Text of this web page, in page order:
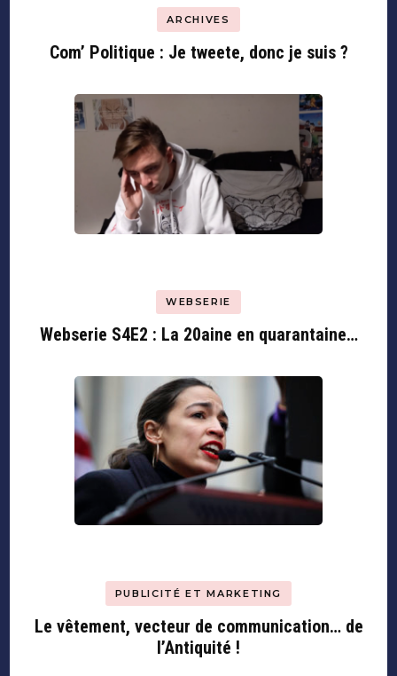
ARCHIVES
Com’ Politique : Je tweete, donc je suis ?
WEBSERIE
Webserie S4E2 : La 20aine en quarantaine…
PUBLICITÉ ET MARKETING
Le vêtement, vecteur de communication… de
l’Antiquité !